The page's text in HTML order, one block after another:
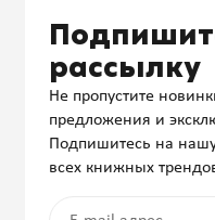
рассылку
Не пропустите
предложения и
Подпишитесь на нашу
всех книжных